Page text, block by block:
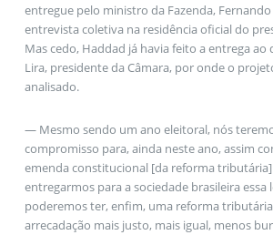
entregue pelo ministro da Fazenda,
entrevista coletiva na residência oficial do
Mas cedo, Haddad já havia feito a entrega
Lira, presidente da Câmara, por onde o
analisado.
— Mesmo sendo um ano eleitoral, nós
compromisso para, ainda neste ano, assim
emenda constitucional [da reforma
entregarmos para a sociedade brasileira essa
poderemos ter, enfim, uma reforma
arrecadação mais justo, mais igual, menos